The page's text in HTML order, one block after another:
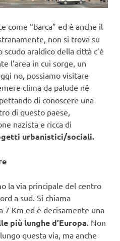
come “barca” ed è anche il
non si trova su
scudo araldico della città c’è
l’area in cui sorge, un
no, possiamo visitare
clima da palude né
di conoscere una
di questo paese,
nazista e ricca di
urbanistici/sociali.
la via principale del centro
a sud. Si chiama
7 Km ed è decisamente una
più lunghe d’Europa . Non
questa via, ma anche